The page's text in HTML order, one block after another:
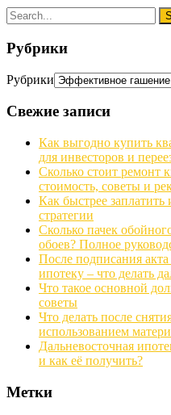
Рубрики
Рубрики
Свежие записи
Как выгодно купить
для инвесторов и
Сколько стоит ремонт
стоимость, советы и
Как быстрее
стратегии
Сколько пачек
обоев? Полное
После подписания
ипотеку – что делать
Что такое основной
советы
Что делать после
использованием
Дальневосточная
и как её получить?
Метки